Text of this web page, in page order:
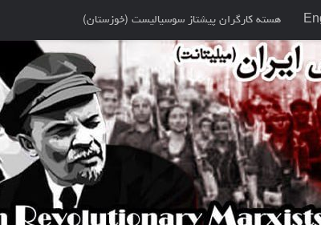
هسته کارگران پيشتاز سوسياليست (خوزستان)